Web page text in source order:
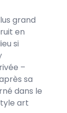
grand
en
si
–
sa
dans le
art